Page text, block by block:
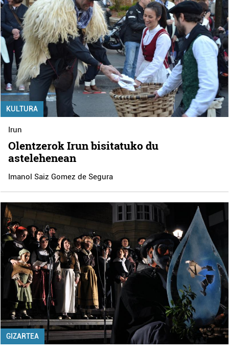
Lortu zure datu pertsonalak prozesatzeko moduari
buruzko informazio gehiago eta ezarri zure lehentasunak
datuen atalean. Edozein unetan alda edo ken dezakezu
zure baimena Cookieen adierazpenean.
Webgune honek cookie propioak eta hirugarrenen cookie-
fitxategiak erabiltzen ditu. Zure esperientzia eta
zerbitzuak hobetzeko asmoz, cookie teknologiaz
baliatzen gara. Ohar hau onartuz gero, teknologia hori
KULTURA
Irun
Olentzerok Irun bisitatuko du
astelehenean
Imanol Saiz Gomez de Segura
GIZARTEA